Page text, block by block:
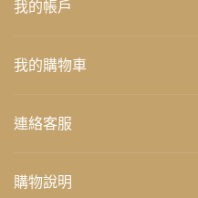
我的帳戶
我的購物車
連絡客服
購物說明